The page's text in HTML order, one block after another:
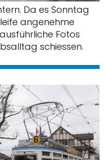
Da es Sonntag
angenehme
Fotos
schiessen.